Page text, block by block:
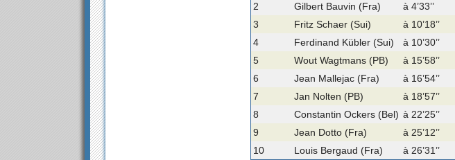
2
Gilbert Bauvin (Fra)
à 4’33’’
3
Fritz Schaer (Sui)
à 10’18’’
4
Ferdinand Kübler (Sui)
à 10’30’’
5
Wout Wagtmans (PB)
à 15’58’’
6
Jean Mallejac (Fra)
à 16’54’’
7
Jan Nolten (PB)
à 18’57’’
8
Constantin Ockers (Bel) à 22’25’’
9
Jean Dotto (Fra)
à 25’12’’
10
Louis Bergaud (Fra) à 26’31’’